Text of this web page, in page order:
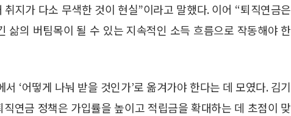
지가 다소 무색한 것이 현실”이라고 말했다. 이어 “퇴직연금은
삶의 버팀목이 될 수 있는 지속적인 소득 흐름으로 작동해야 한
‘어떻게 나눠 받을 것인가’로 옮겨가야 한다는 데 모였다. 김기
연금 정책은 가입률을 높이고 적립금을 확대하는 데 초점이 맞